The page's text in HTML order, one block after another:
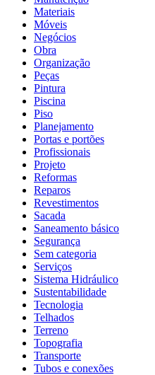
Materiais
Móveis
Negócios
Obra
Organização
Peças
Pintura
Piscina
Piso
Planejamento
Portas e portões
Profissionais
Projeto
Reformas
Reparos
Revestimentos
Sacada
Saneamento básico
Segurança
Sem categoria
Serviços
Sistema Hidráulico
Sustentabilidade
Tecnologia
Telhados
Terreno
Topografia
Transporte
Tubos e conexões